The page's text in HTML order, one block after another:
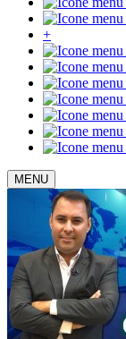
+
MENU